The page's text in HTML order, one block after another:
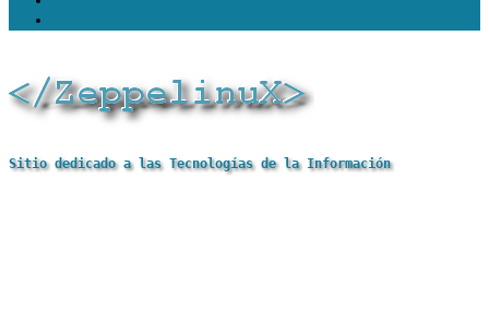
Sitio dedicado a las Tecnologías de la Información